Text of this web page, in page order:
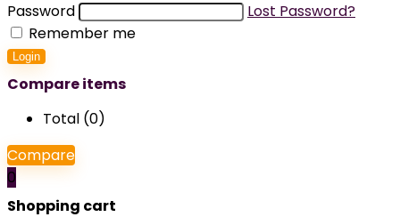
Password
Lost Password?
Remember me
Login
Compare items
Total (0)
Compare
0
Shopping cart